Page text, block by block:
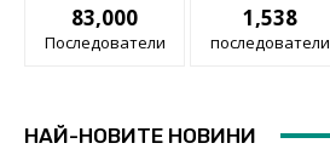
83,000
Последователи
1,538
последователи
НАЙ-НОВИТЕ НОВИНИ